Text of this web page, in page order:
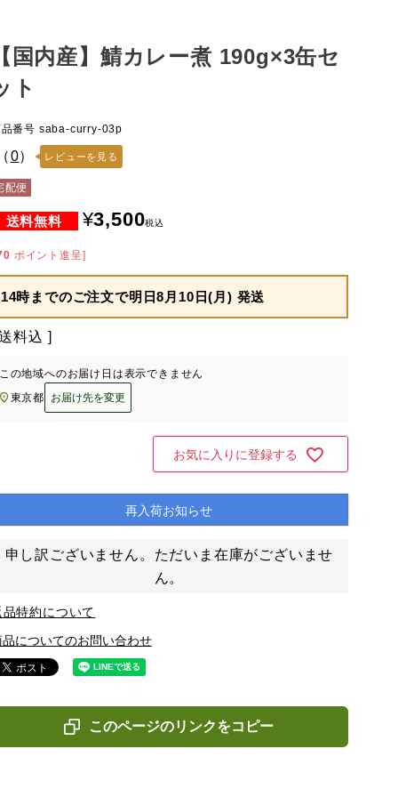
国内産】鯖カレー煮 190g×3缶セ
ト
番号 saba-curry-03p
0） レビューを見る
配便
¥3,500税込
ポイント進呈]
14時までのご注文で明日8月10日(月) 発送
料込
の地域へのお届け日は表示できません
東京都
お届け先を変更
お気に入りに登録する
再入荷お知らせ
申し訳ございません。ただいま在庫がございませ
ん。
品特約について
品についてのお問い合わせ
このページのリンクをコピー